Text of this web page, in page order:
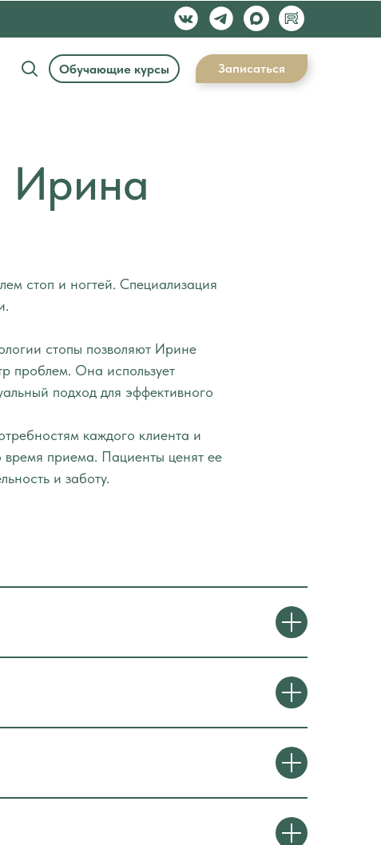
Обучающие курсы Записаться
Ирина
стоп и ногтей. Специализация
стопы позволяют Ирине
проблем. Она использует
подход для эффективного
каждого клиента и
приема. Пациенты ценят ее
и заботу.